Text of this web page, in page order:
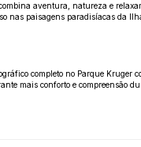
aventura, natureza e
nas paisagens paradisíacas da
completo no Parque
mais conforto e compreensão